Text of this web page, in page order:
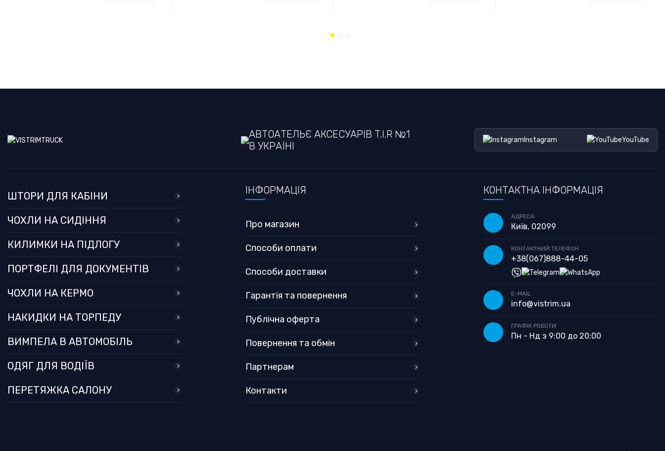
АВТОАТЕЛЬЄ АКСЕСУАРІВ T.I.R №1
В УКРАЇНІ
Instagram YouTube
ШТОРИ ДЛЯ КАБІНИ
ЧОХЛИ НА СИДІННЯ
КИЛИМКИ НА ПІДЛОГУ
ПОРТФЕЛІ ДЛЯ ДОКУМЕНТІВ
ЧОХЛИ НА КЕРМО
НАКИДКИ НА ТОРПЕДУ
ВИМПЕЛА В АВТОМОБІЛЬ
ОДЯГ ДЛЯ ВОДІЇВ
ПЕРЕТЯЖКА САЛОНУ
ІНФОРМАЦІЯ
Про магазин
Способи оплати
Способи доставки
Гарантія та повернення
Публічна оферта
Повернення та обмін
Партнерам
Контакти
КОНТАКТНА ІНФОРМАЦІЯ
АДРЕСА
Київ, 02099
КОНТАКТНИЙ ТЕЛЕФОН
+38(067)888-44-05
E-MAIL
info@vistrim.ua
ГРАФІК РОБОТИ
Пн - Нд з 9:00 до 20:00